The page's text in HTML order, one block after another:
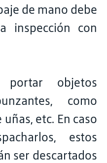
de mano debe
inspección con
portar objetos
como
etc. En caso
estos
ser descartados